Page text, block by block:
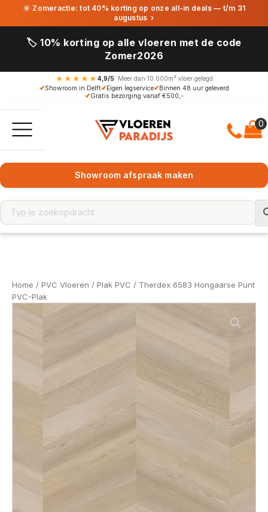
☀ Zomeractie: tot 40% korting op onze all-in deals — t/m 31
augustus ›
🏷️ 10% korting op alle vloeren met de code
Zomer2026
★★★★★ 4,9/5· Meer dan 10.000m² vloer gelegd
✔Showroom in Delft✔Eigen legservice✔Binnen 48 uur geleverd
✔Gratis bezorging vanaf €500,-
Showroom afspraak maken
Home / PVC Vloeren / Plak PVC / Therdex 6583 Hongaarse Punt
PVC-Plak